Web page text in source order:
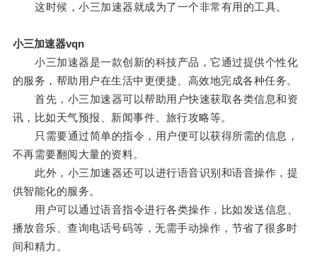
这时候，小三加速器就成为了一个非常有用的工具。
小三加速器vqn
小三加速器是一款创新的科技产品，它通过提供个性化
的服务，帮助用户在生活中更便捷、高效地完成各种任务。
首先，小三加速器可以帮助用户快速获取各类信息和资
讯，比如天气预报、新闻事件、旅行攻略等。
只需要通过简单的指令，用户便可以获得所需的信息，
不再需要翻阅大量的资料。
此外，小三加速器还可以进行语音识别和语音操作，提
供智能化的服务。
用户可以通过语音指令进行各类操作，比如发送信息、
播放音乐、查询电话号码等，无需手动操作，节省了很多时
间和精力。